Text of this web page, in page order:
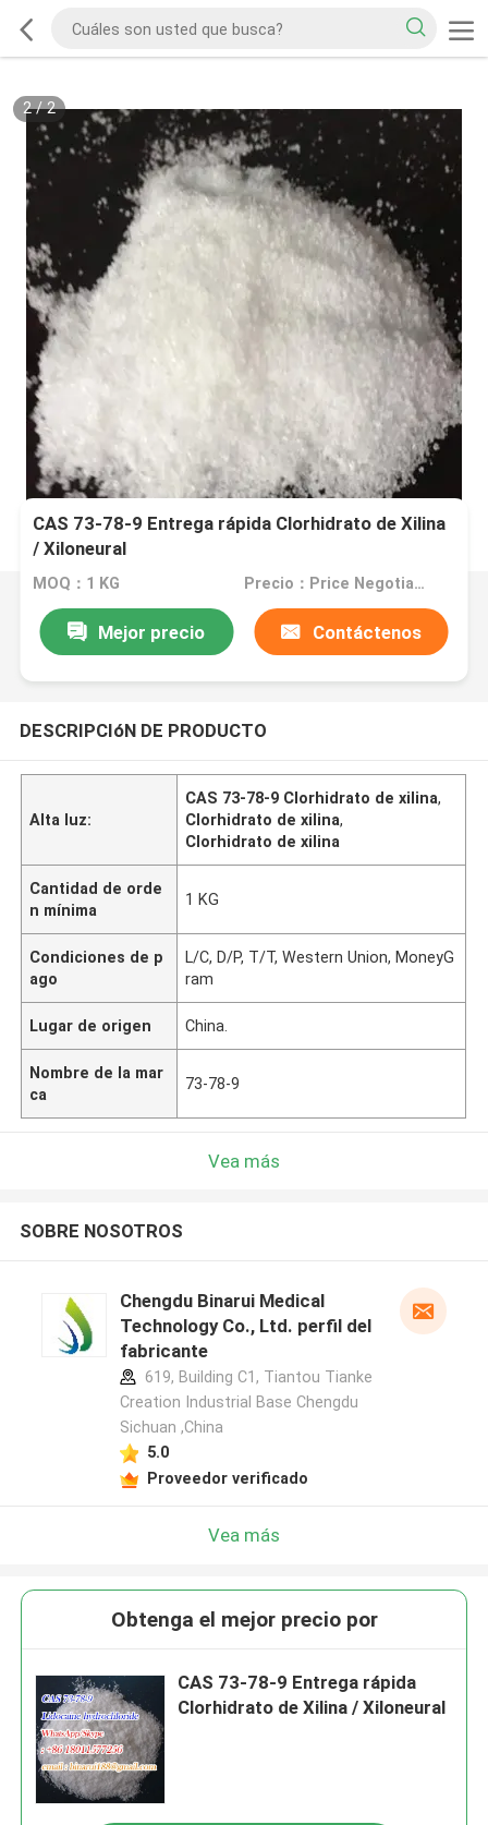
2/2
CAS 73-78-9 Entrega rápida Clorhidrato de Xilina
/ Xiloneural
MOQ：1 KG Precio：Price Negotiable
Mejor precio Contáctenos
DESCRIPCIóN DE PRODUCTO
Alta luz:
CAS 73-78-9 Clorhidrato de xilina,
Clorhidrato de xilina,
Clorhidrato de xilina
Cantidad de orde
n mínima
1 KG
Condiciones de p
ago
L/C, D/P, T/T, Western Union, MoneyG
ram
Lugar de origen China.
Nombre de la mar
ca
73-78-9
Vea más
SOBRE NOSOTROS
Chengdu Binarui Medical
Technology Co., Ltd. perfil del
fabricante
619, Building C1, Tiantou Tianke
Creation Industrial Base Chengdu
Sichuan ,China
5.0
Proveedor verificado
Vea más
Obtenga el mejor precio por
CAS 73-78-9 Entrega rápida
Clorhidrato de Xilina / Xiloneural